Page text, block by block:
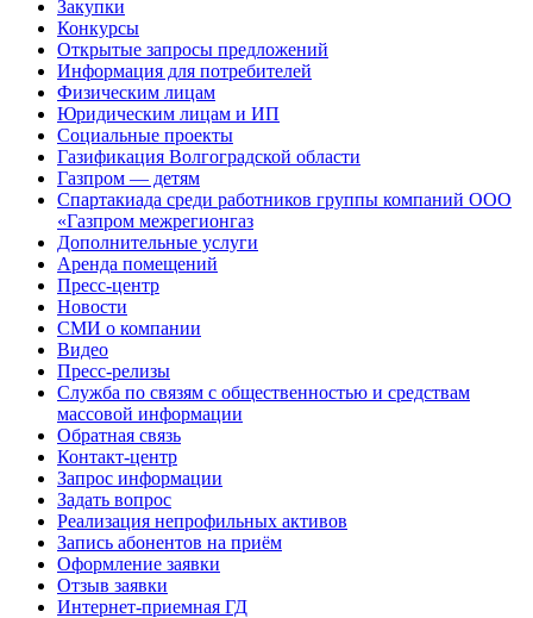
Закупки
Конкурсы
Открытые запросы предложений
Информация для потребителей
Физическим лицам
Юридическим лицам и ИП
Социальные проекты
Газификация Волгоградской области
Газпром — детям
Спартакиада среди работников группы компаний ООО
«Газпром межрегионгаз
Дополнительные услуги
Аренда помещений
Пресс-центр
Новости
СМИ о компании
Видео
Пресс-релизы
Служба по связям с общественностью и средствам
массовой информации
Обратная связь
Контакт-центр
Запрос информации
Задать вопрос
Реализация непрофильных активов
Запись абонентов на приём
Оформление заявки
Отзыв заявки
Интернет-приемная ГД